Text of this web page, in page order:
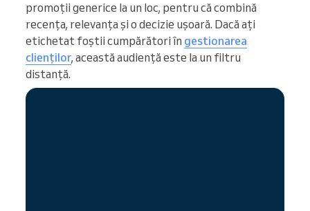
promoții generice la un loc, pentru că combină
recența, relevanța și o decizie ușoară. Dacă ați
etichetat foștii cumpărători în gestionarea
clienților, această audiență este la un filtru
distanță.